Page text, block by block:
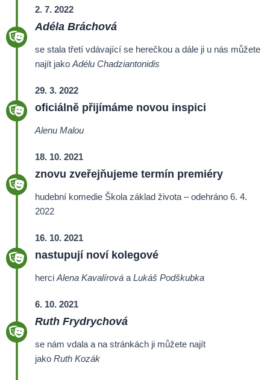
2. 7. 2022
Adéla Bráchová
se stala třetí vdávající se herečkou a dále ji u nás můžete
najít jako Adélu Chadziantonidis
29. 3. 2022
oficiálně přijímáme novou inspici
Alenu Malou
18. 10. 2021
znovu zveřejňujeme termín premiéry
hudební komedie Škola základ života – odehráno 6. 4.
2022
16. 10. 2021
nastupují noví kolegové
herci Alena Kavalírová a Lukáš Podškubka
6. 10. 2021
Ruth Frydrychová
se nám vdala a na stránkách ji můžete najít
jako Ruth Kozák